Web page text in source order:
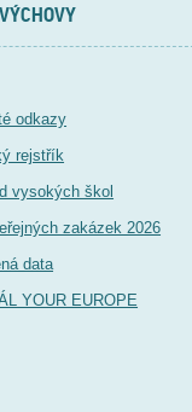
odkazy
rejstřík
vysokých škol
zakázek 2026
data
YOUR EUROPE